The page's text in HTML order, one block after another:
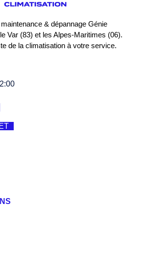
& dépannage Génie
Var (83) et les Alpes-Maritimes (06).
de la climatisation à votre service.